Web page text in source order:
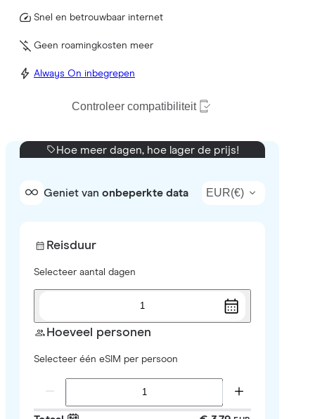
Snel en betrouwbaar internet
Geen roamingkosten meer
Always On inbegrepen
Controleer compatibiliteit
Hoe meer dagen, hoe lager de prijs!
Geniet van onbeperkte data EUR(€)
Reisduur
Selecteer aantal dagen
1
Hoeveel personen
Selecteer één eSIM per persoon